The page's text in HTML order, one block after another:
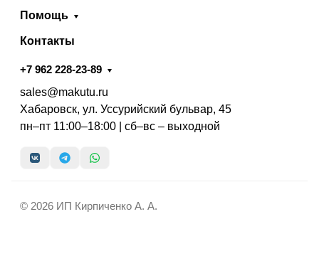
Помощь
Контакты
+7 962 228-23-89
sales@makutu.ru
Хабаровск, ул. Уссурийский бульвар, 45
пн–пт 11:00–18:00 | сб–вс – выходной
© 2026 ИП Кирпиченко А. А.